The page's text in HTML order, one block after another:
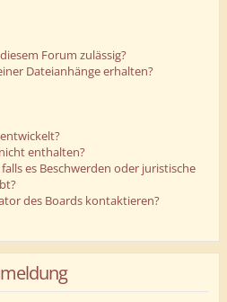
Forum zulässig?
Dateianhänge erhalten?
enthalten?
es Beschwerden oder juristische
des Boards kontaktieren?